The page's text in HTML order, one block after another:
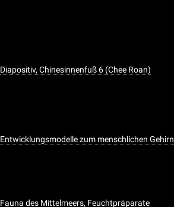
Diapositiv, Chinesinnenfuß 6 (Chee Roan)
Entwicklungsmodelle zum menschlichen Gehirn
Fauna des Mittelmeers, Feuchtpräparate